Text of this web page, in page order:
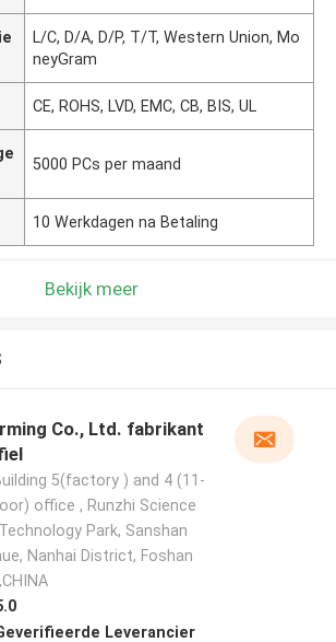
L/C, D/A, D/P, T/T, Western Union, Mo
neyGram
CE, ROHS, LVD, EMC, CB, BIS, UL
5000 PCs per maand
10 Werkdagen na Betaling
Bekijk meer
Co., Ltd. fabrikant
5(factory ) and 4 (11-
office , Runzhi Science
Park, Sanshan
Nanhai District, Foshan
Leverancier